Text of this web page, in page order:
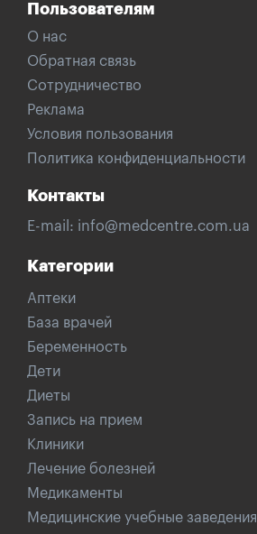
Пользователям
О нас
Обратная связь
Сотрудничество
Реклама
Условия пользования
Политика конфиденциальности
Контакты
E-mail: info@medcentre.com.ua
Категории
Аптеки
База врачей
Беременность
Дети
Диеты
Запись на прием
Клиники
Лечение болезней
Медикаменты
Медицинские учебные заведения